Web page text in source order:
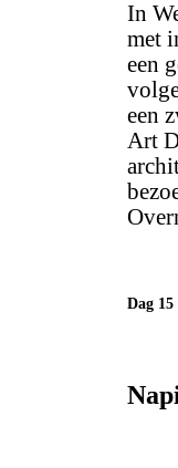
In
met
een
een
Art
Dag 15